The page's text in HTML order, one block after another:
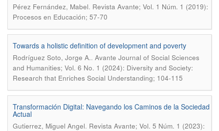
Pérez Fernández, Mabel. Revista Avante; Vol. 1 Núm. 1 (2019):
Procesos en Educación; 57-70
Towards a holistic definition of development and poverty
Rodríguez Soto, Jorge A.. Avante Journal of Social Sciences
and Humanities; Vol. 6 No. 1 (2024): Diversity and Society:
Research that Enriches Social Understanding; 104-115
Transformación Digital: Navegando los Caminos de la Sociedad
Actual
Gutierrez, Miguel Angel. Revista Avante; Vol. 5 Núm. 1 (2023):